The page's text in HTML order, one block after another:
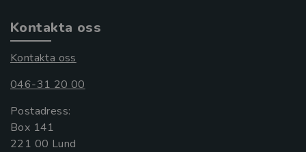
Kontakta oss
Kontakta oss
046-31 20 00
Postadress:
Box 141
221 00 Lund